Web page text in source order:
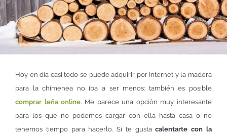
Hoy en día casi todo se puede adquirir por Internet y la madera
para la chimenea no iba a ser menos: también es posible
comprar leña online. Me parece una opción muy interesante
para los que no podemos cargar con ella hasta casa o no
tenemos tiempo para hacerlo. Si te gustacalentarte con la